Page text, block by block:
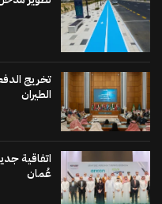
تخريج
الطيران
اتفاقية
عُمان